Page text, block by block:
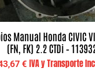
Manual Honda CIVIC
(FN, FK) 2.2 CTDi –
€ IVA y Transporte